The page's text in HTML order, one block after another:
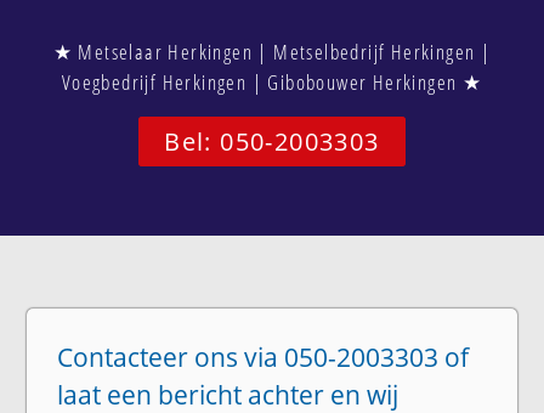
★ Metselaar Herkingen | Metselbedrijf Herkingen |
Voegbedrijf Herkingen | Gibobouwer Herkingen ★
Bel: 050-2003303
Contacteer ons via 050-2003303 of
laat een bericht achter en wij